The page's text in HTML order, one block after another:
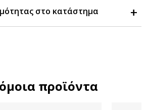
στο κατάστημα
προϊόντα